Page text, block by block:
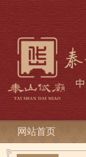
网站首页